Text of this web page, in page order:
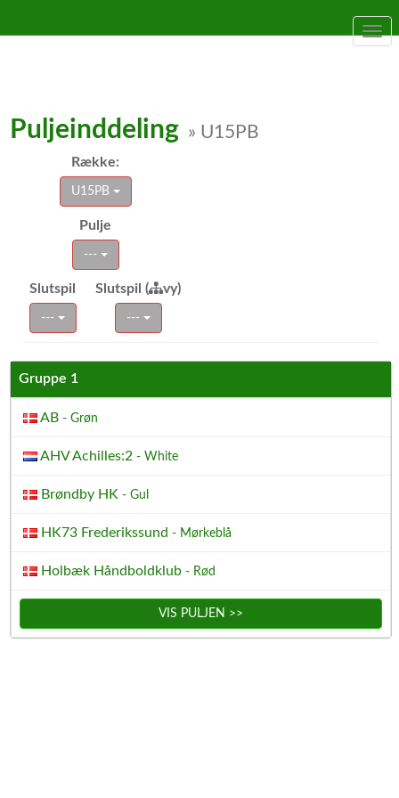
Puljeinddeling » U15PB
Række:
U15PB
Pulje
---
Slutspil Slutspil ( vy)
--- ---
Gruppe 1
AB - Grøn
AHV Achilles:2 - White
Brøndby HK - Gul
HK73 Frederikssund - Mørkeblå
Holbæk Håndboldklub - Rød
VIS PULJEN >>